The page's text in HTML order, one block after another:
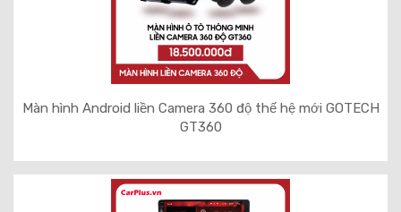
Màn hình Android liền Camera 360 độ thế hệ mới GOTECH
GT360